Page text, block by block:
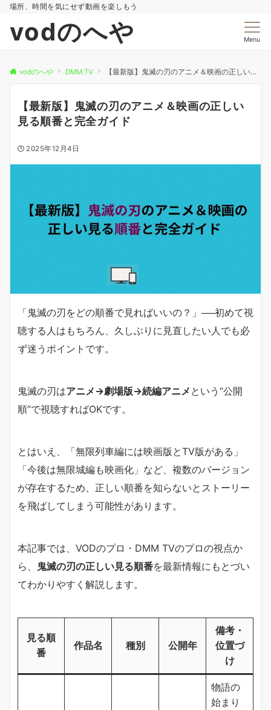
場所、時間を気にせず動画を楽しもう
vodのへや Menu
vodのへや DMM.TV 【最新版】鬼滅の刃のアニメ＆映画の正しい見る順番と完全ガイド
【最新版】鬼滅の刃のアニメ＆映画の正しい
見る順番と完全ガイド
2025年12月4日
「鬼滅の刃をどの順番で見ればいいの？」──初めて視
聴する人はもちろん、久しぶりに見直したい人でも必
ず迷うポイントです。
鬼滅の刃はアニメ→劇場版→続編アニメ という“公開
順”で視聴すればOKです。
とはいえ、「無限列車編には映画版とTV版がある」
「今後は無限城編も映画化」など、複数のバージョン
が存在するため、正しい順番を知らないとストーリー
を飛ばしてしまう可能性があります。
本記事では、VODのプロ・DMM TVのプロの視点か
ら、 鬼滅の刃の正しい見る順番を最新情報にもとづい
てわかりやすく解説します。
見る順
番
作品名 種別 公開年
備考・
位置づ
け
物語の
始まり